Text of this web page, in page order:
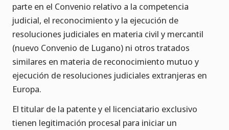
parte en el Convenio relativo a la competencia
judicial, el reconocimiento y la ejecución de
resoluciones judiciales en materia civil y mercantil
(nuevo Convenio de Lugano) ni otros tratados
similares en materia de reconocimiento mutuo y
ejecución de resoluciones judiciales extranjeras en
Europa.
El titular de la patente y el licenciatario exclusivo
tienen legitimación procesal para iniciar un